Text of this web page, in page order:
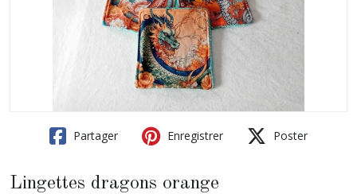
Partager Enregistrer Poster
Lingettes dragons orange